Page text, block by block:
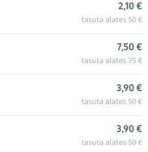
2,10 €
tasuta alates 50 €
7,50 €
tasuta alates 75 €
3,90 €
tasuta alates 50 €
3,90 €
tasuta alates 50 €